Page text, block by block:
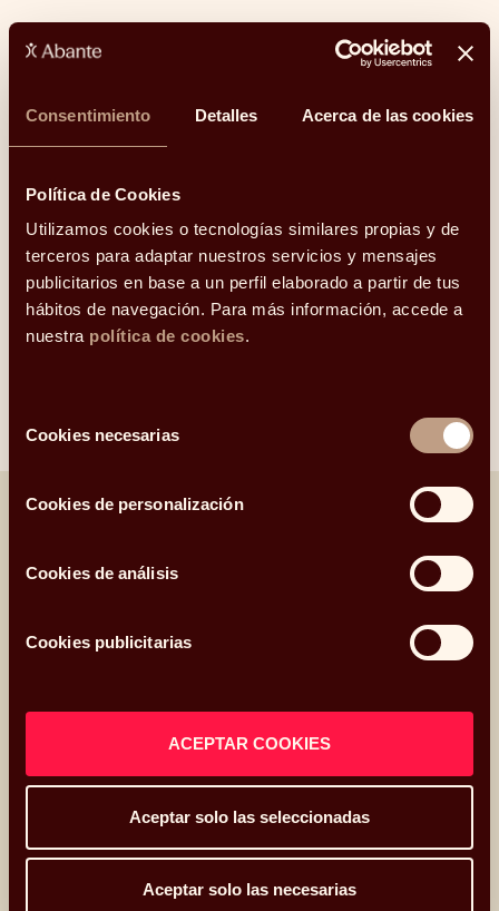
Consentimiento Detalles Acerca de las cookies
Política de Cookies
Utilizamos cookies o tecnologías similares propias y de
terceros para adaptar nuestros servicios y mensajes
publicitarios en base a un perfil elaborado a partir de tus
hábitos de navegación. Para más información, accede a
nuestra política de cookies.
deCookies necesarias
Cookies de personalización
Cookies de análisis
Cookies publicitarias
ACEPTAR COOKIES
Aceptar solo las seleccionadas
Aceptar solo las necesarias
Cultura financiera Humanidades
Otros artículos relacionados